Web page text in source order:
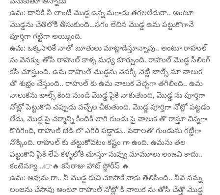
ఉమ: దానికి నీ లాంటీ మొడ్డ ఉన్న మగాడు తగలలేదురా.. అంటూ
మొడ్డను చేతిలోకి తీసుకుంది…సగం లేచిన మొడ్డ ఉమ పట్టుకొగానే
పూర్తిగా గట్టిగా అయ్యింది.
ఉమ: ఒక్కసారికే నాతో బూతులు మాట్లాడిస్తూన్నావు.. అంటూ రాహుల్
ను వెనక్కు తోసి రాహుల్ కాళ్ళ మధ్య కూర్చుంది. రాహుల్ మొడ్డ సీలింగ్
కేసి చూస్తుంది. ఉమ రాహుల్ మొడ్డను వెనక్కి నెట్టి బాల్స్ నూ నాలుక
తొ శుభ్రం చేస్తుంది.. రాహుల్ కు ఉమ నాలుక వెచ్చగా తగిలింది.. ఉమ
నాలుకను బాల్స్ కింది నుండి మొడ్డ పైకి నాకుతుంది, మొడ్డ ను పూర్తిగా
నోట్లో పెట్టుకొని చప్పుడు వచ్చేల చీకుతుంది. మొడ్డ పూర్తిగా నోట్లో పట్టడం
లేదు, మొడ్డ పై చర్మాన్ని కిందికి లాగి గుండు పై నాలుక తొ రాస్తూ చిన్నగా
కొరిగింది, రాహుల్ బెడ్ లొ ఎగిరి పడ్డాడు.. పెదాలతొ గుండును గట్టిగా
నొక్కింది. రాహుల్ కు తట్టుకోవటం కష్టం గా ఉంది. ఉమను తల
పట్టుకొని పైకి లేపి కళ్ళలోకి చూస్తూ నువ్వు మామూలు లంజవి కాదు..
కంటెన్యూ ..👉🔥 కసిరాజు హాట్ స్టోరీస్ 🔥
ఉమ: అవును రా.. నీ మొడ్డ రుచి చూసాకే నాకు తెలిసింది.. నీవె నన్ను
లంజను చేసావు అంటూ రాహుల్ నోట్లో కి నాలుక ను తోసి చేత్తొ మొడ్డ